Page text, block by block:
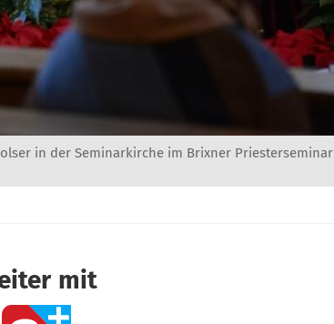
in der Seminarkirche im Brixner Priesterseminar